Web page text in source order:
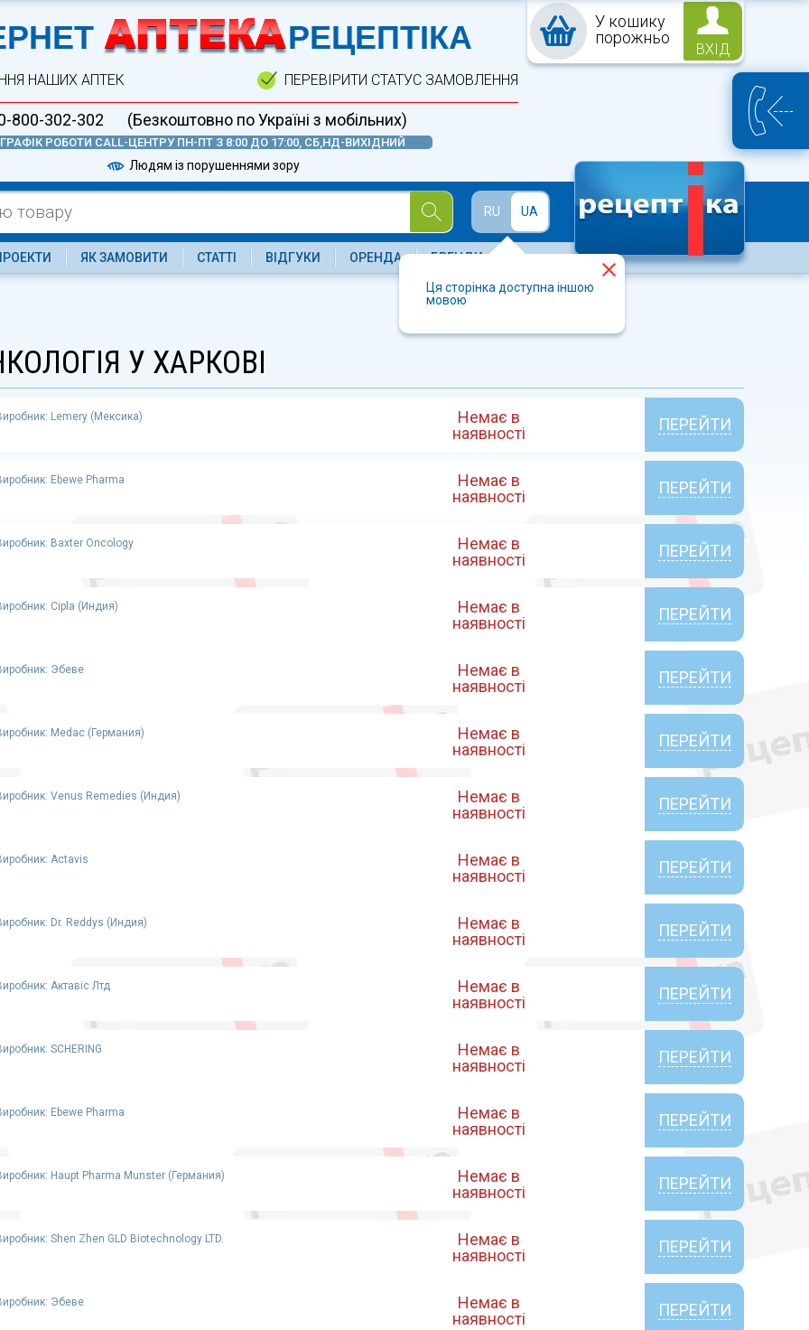
У кошику
порожньо
ВХІД
АПТЕКА
РЕЦЕПТІКА
НАШИХ АПТЕК ПЕРЕВІРИТИ СТАТУС ЗАМОВЛЕННЯ
800-302-302 (Безкоштовно по Україні з мобільних)
ГРАФІК РОБОТИ CALL-ЦЕНТРУ ПН-ПТ З 8:00 ДО 17:00, СБ,НД-ВИХІДНИЙ
Людям із порушеннями зору
RU UA
Ця сторінка доступна іншою
мовою
ЯК ЗАМОВИТИ СТАТТІ ВІДГУКИ ОРЕНДА БРЕНДИ
У ХАРКОВІ
Lemery (Мексика)
Немає в
наявності
ПЕРЕЙТИ
Ebewe Pharma
Немає в
наявності
ПЕРЕЙТИ
Baxter Oncology
Немає в
наявності
ПЕРЕЙТИ
Cipla (Индия)
Немає в
наявності
ПЕРЕЙТИ
Эбеве
Немає в
наявності
ПЕРЕЙТИ
Medac (Германия)
Немає в
наявності
ПЕРЕЙТИ
Venus Remedies (Индия)
Немає в
наявності
ПЕРЕЙТИ
Actavis
Немає в
наявності
ПЕРЕЙТИ
Dr. Reddys (Индия)
Немає в
наявності
ПЕРЕЙТИ
Актавіс Лтд
Немає в
наявності
ПЕРЕЙТИ
SCHERING
Немає в
наявності
ПЕРЕЙТИ
Ebewe Pharma
Немає в
наявності
ПЕРЕЙТИ
Haupt Pharma Munster (Германия)
Немає в
наявності
ПЕРЕЙТИ
Shen Zhen GLD Biotechnology LTD.
Немає в
наявності
ПЕРЕЙТИ
Эбеве
Немає в
наявності
ПЕРЕЙТИ